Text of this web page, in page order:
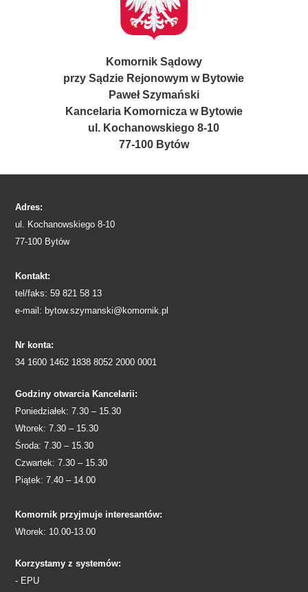
Komornik Sądowy
przy Sądzie Rejonowym w Bytowie
Paweł Szymański
Kancelaria Komornicza w Bytowie
ul. Kochanowskiego 8-10
77-100 Bytów
Adres:
ul. Kochanowskiego 8-10
77-100 Bytów
Kontakt:
tel/faks: 59 821 58 13
e-mail: bytow.szymanski@komornik.pl
Nr konta:
34 1600 1462 1838 8052 2000 0001
Godziny otwarcia Kancelarii:
Poniedziałek: 7.30 – 15.30
Wtorek: 7.30 – 15.30
Środa: 7.30 – 15.30
Czwartek: 7.30 – 15.30
Piątek: 7.40 – 14.00
Komornik przyjmuje interesantów:
Wtorek: 10.00-13.00
Korzystamy z systemów:
- EPU